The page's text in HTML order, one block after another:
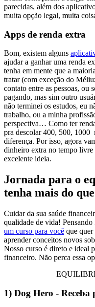
parecidas, além dos
muita opção legal, muita
Apps de renda extra
Bom, existem alguns
ajudar a ganhar uma renda
tenha em mente que a
tratar (com exceção do
contato entre as pessoas, ou
pagando, mas sim outro
não terminei os estudos, eu
trabalho, ou a minha
perspectiva… Como ter
pra descolar 400, 500, 1000
diferença. Por isso, agora
dinheiro extra no tempo livre
excelente ideia.
Jornada para o
tenha mais do
Cuidar da sua saúde
qualidade de vida!
um curso para você que quer
aprender conceitos novos
Nosso curso é direto e ideal
financeiro. Não perca essa
1) Dog Hero -